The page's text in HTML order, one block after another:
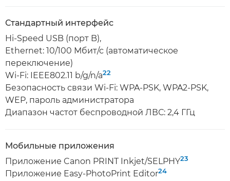
Стандартный интерфейс
Hi-Speed USB (порт B),
Ethernet: 10/100 Мбит/с (автоматическое
переключение)
Wi-Fi: IEEE802.11 b/g/n/a22
Безопасность связи Wi-Fi: WPA-PSK, WPA2-PSK,
WEP, пароль администратора
Диапазон частот беспроводной ЛВС: 2,4 ГГц
Мобильные приложения
Приложение Canon PRINT Inkjet/SELPHY23
Приложение Easy-PhotoPrint Editor24